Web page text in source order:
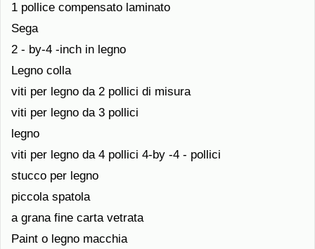
1 pollice compensato laminato
Sega
2 - by-4 -inch in legno
Legno colla
viti per legno da 2 pollici di misura
viti per legno da 3 pollici
legno
viti per legno da 4 pollici 4-by -4 - pollici
stucco per legno
piccola spatola
a grana fine carta vetrata
Paint o legno macchia